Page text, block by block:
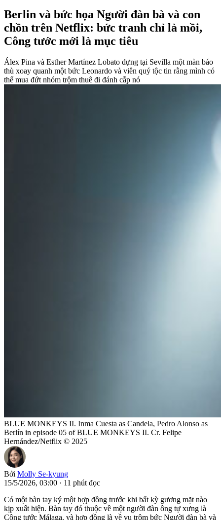
Berlin và bức họa Người đàn bà và con
chồn trên Netflix: bức tranh chỉ là mồi,
Công tước mới là mục tiêu
Álex Pina và Esther Martínez Lobato dựng tại Sevilla một màn báo
thù xoay quanh một bức Leonardo và viên quý tộc tin rằng mình có
thể mua đứt nhóm trộm thuê đi đánh cắp nó
BLUE MONKEYS II. Inma Cuesta as Candela, Pedro Alonso as
Berlín in episode 05 of BLUE MONKEYS II. Cr. Felipe
Hernández/Netflix © 2025
Bởi Molly Se-kyung
15/5/2026, 03:00 · 11 phút đọc
Có một bàn tay ký một hợp đồng trước khi bất kỳ gương mặt nào
kịp xuất hiện. Bàn tay đó thuộc về một người đàn ông tự xưng là
Công tước Málaga, và hợp đồng là về vụ trộm bức Người đàn bà và